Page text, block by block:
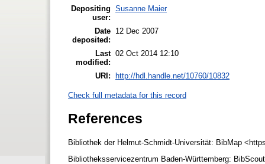
Depositing
user:
Susanne Maier
Date
deposited:
12 Dec 2007
Last
modified:
02 Oct 2014 12:10
URI: http://hdl.handle.net/10760/10832
Check full metadata for this record
References
Bibliothek der Helmut-Schmidt-Universität: BibMap
Bibliotheksservicezentrum Baden-Württemberg: